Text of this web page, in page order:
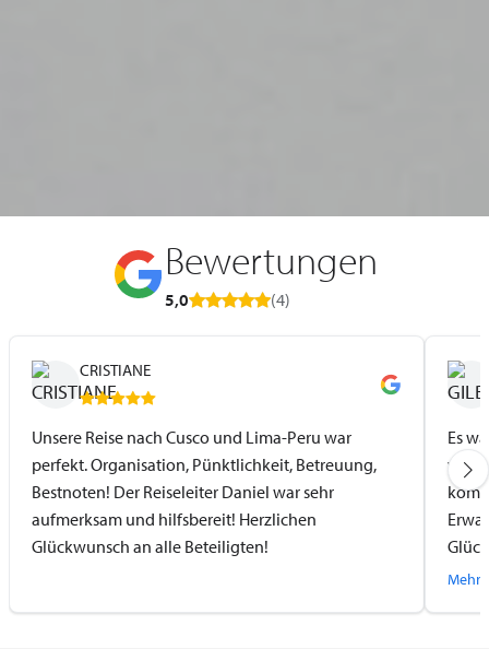
Bewertungen
5,0 (4)
CRISTIANE
Unsere Reise nach Cusco und Lima-Peru war
perfekt. Organisation, Pünktlichkeit, Betreuung,
Bestnoten! Der Reiseleiter Daniel war sehr
aufmerksam und hilfsbereit! Herzlichen
Glückwunsch an alle Beteiligten!
Es
Mehr